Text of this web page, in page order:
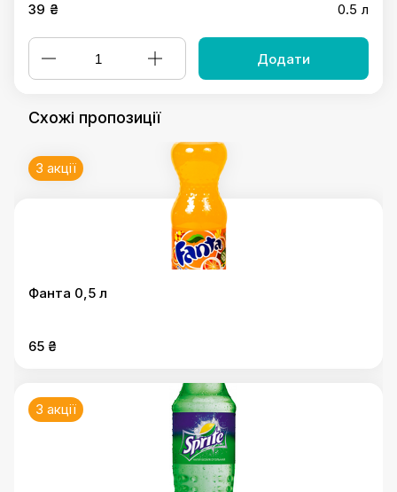
39 ₴ 0.5 л
Додати
Схожі пропозиції
3 акції
Фанта 0,5 л
65 ₴
3 акції